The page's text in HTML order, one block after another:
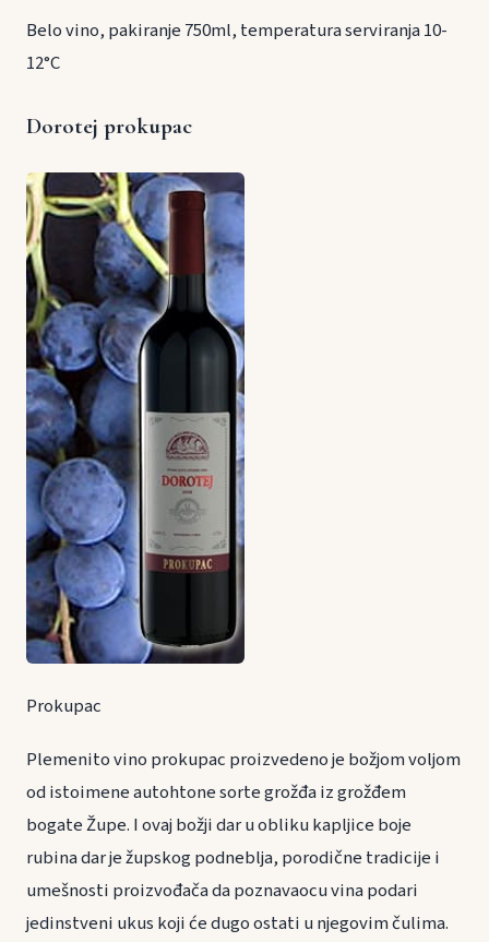
Belo vino, pakiranje 750ml, temperatura serviranja 10-
12°C
Dorotej prokupac
Prokupac
Plemenito vino prokupac proizvedeno je božjom voljom
od istoimene autohtone sorte grožđa iz grožđem
bogate Župe. I ovaj božji dar u obliku kapljice boje
rubina dar je župskog podneblja, porodične tradicije i
umešnosti proizvođača da poznavaocu vina podari
jedinstveni ukus koji će dugo ostati u njegovim čulima.